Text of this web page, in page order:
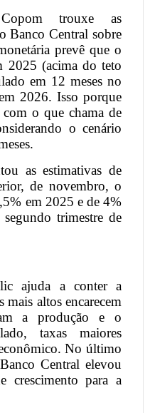
trouxe as
Banco Central sobre
prevê que o
2025 (acima do teto
em 12 meses no
2026. Isso porque
o que chama de
o cenário
as estimativas de
de novembro, o
em 2025 e de 4%
trimestre de
ajuda a conter a
altos encarecem
a produção e o
taxas maiores
No último
Central elevou
crescimento para a